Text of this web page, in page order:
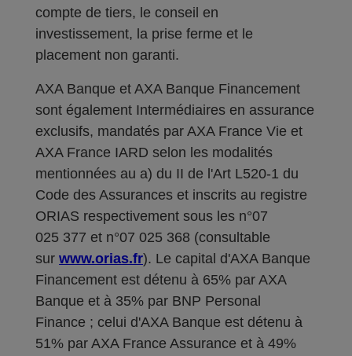
compte de tiers, le conseil en
investissement, la prise ferme et le
placement non garanti.
AXA Banque et AXA Banque Financement
sont également Intermédiaires en assurance
exclusifs, mandatés par AXA France Vie et
AXA France IARD selon les modalités
mentionnées au a) du II de l'Art L520-1 du
Code des Assurances et inscrits au registre
ORIAS respectivement sous les n°07
025 377 et n°07 025 368 (consultable
sur www.orias.fr). Le capital d'AXA Banque
Financement est détenu à 65% par AXA
Banque et à 35% par BNP Personal
Finance ; celui d'AXA Banque est détenu à
51% par AXA France Assurance et à 49%